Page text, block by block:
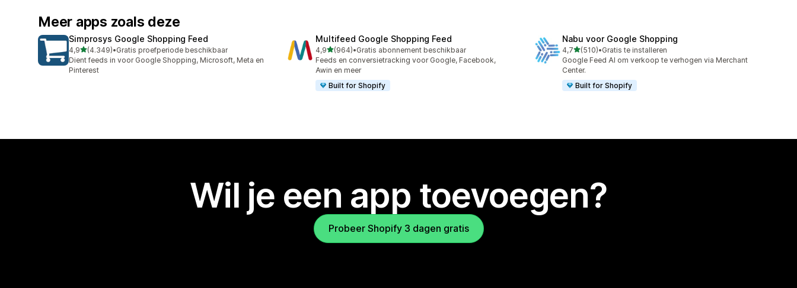
Meer apps zoals deze
Simprosys Google Shopping Feed
4,9van 5 sterren
(4.349)
4349 recensies in totaal
•Gratis proefperiode beschikbaar
Dient feeds in voor Google Shopping, Microsoft, Meta en
Pinterest
Multifeed Google Shopping Feed
4,9van 5 sterren
(964)
964 recensies in totaal
•Gratis abonnement beschikbaar
Feeds en conversietracking voor Google, Facebook,
Awin en meer
Built for Shopify
Nabu voor Google Shopping
4,7van 5 sterren
(510)
510 recensies in totaal
•Gratis te installeren
Google Feed AI om verkoop te verhogen via Merchant
Center.
Built for Shopify
Wil je een app toevoegen?
Probeer Shopify 3 dagen gratis